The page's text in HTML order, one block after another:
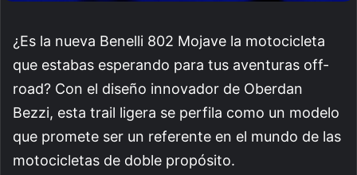
¿Es la nueva Benelli 802 Mojave la motocicleta
que estabas esperando para tus aventuras off-
road? Con el diseño innovador de Oberdan
Bezzi, esta trail ligera se perfila como un modelo
que promete ser un referente en el mundo de las
motocicletas de doble propósito.